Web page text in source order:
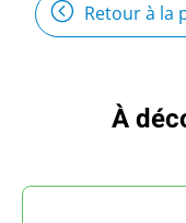
Retour à la
À